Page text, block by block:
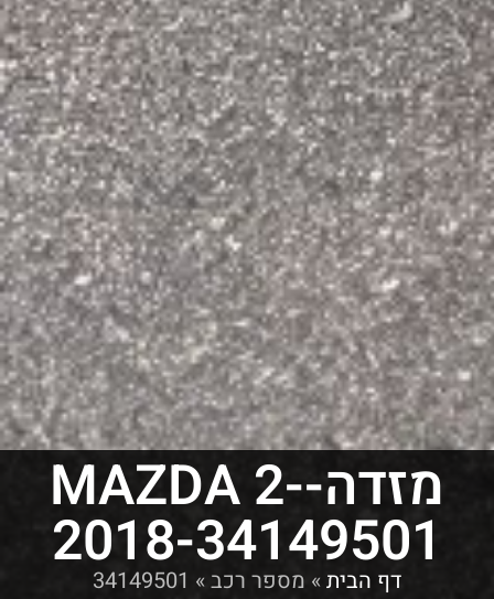
מזדה-MAZDA 2-
2018-34149501
דף הבית» מספר רכב»
34149501